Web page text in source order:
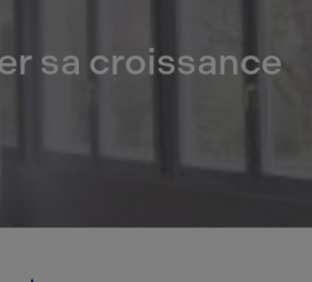
sa croissance